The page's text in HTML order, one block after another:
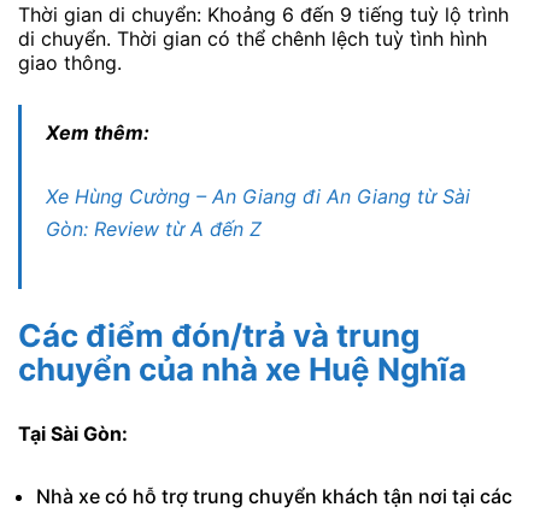
Thời gian di chuyển: Khoảng 6 đến 9 tiếng tuỳ lộ trình
di chuyển. Thời gian có thể chênh lệch tuỳ tình hình
giao thông.
Xem thêm:
Xe Hùng Cường – An Giang đi An Giang từ Sài
Gòn: Review từ A đến Z
Các điểm đón/trả và trung
chuyển của nhà xe Huệ Nghĩa
Tại Sài Gòn:
Nhà xe có hỗ trợ trung chuyển khách tận nơi tại các